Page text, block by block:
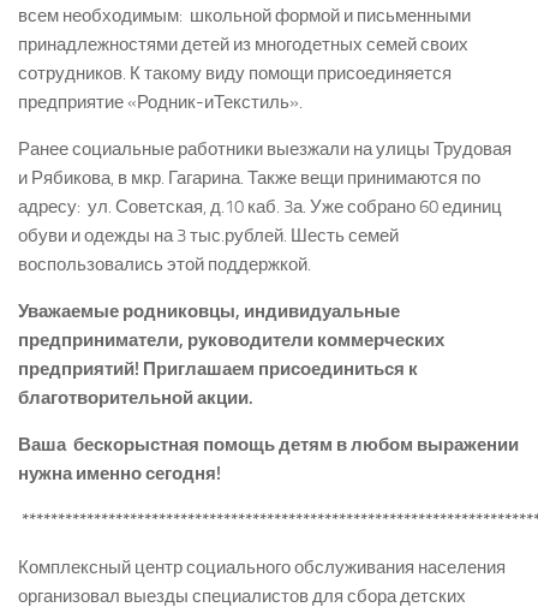
всем необходимым: школьной формой и письменными
принадлежностями детей из многодетных семей своих
сотрудников. К такому виду помощи присоединяется
предприятие «Родник-и­Текстиль».
Ранее социальные работники выезжали на улицы Трудовая
и Рябикова, в мкр. Гагарина. Также вещи принимаются по
адресу: ул. Советская, д.10 каб. 3­а. Уже собрано 60 единиц
обуви и одежды на 3 тыс.рублей. Шесть семей
воспользовались этой поддержкой.
Уважаемые родниковцы, индивидуальные
предприниматели, руководители коммерческих
предприятий! Приглашаем присоединиться к
благотворительной акции.
Ваша бескорыстная помощь детям в любом выражении
нужна именно сегодня!
Комплексный центр социального обслуживания населения
организовал выезды специалистов для сбора детских